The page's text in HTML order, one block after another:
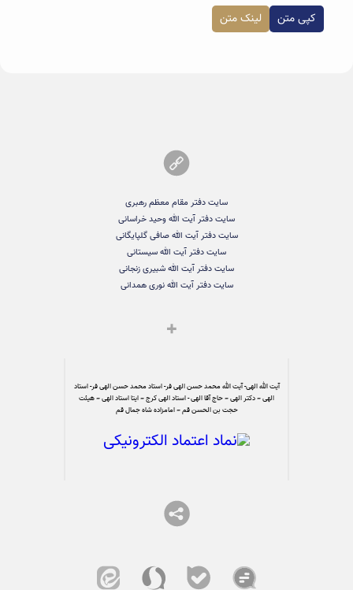
کپی متن لینک متن
سایت دفتر مقام معظم رهبری
سایت دفتر آیت الله وحید خراسانی
سایت دفتر آیت الله صافی گلپایگانی
سایت دفتر آیت الله سیستانی
سایت دفتر آیت الله شبیری زنجانی
سایت دفتر آیت الله نوری همدانی
آیت الله الهی- آیت الله محمد حسن الهی فر- استاد محمد حسن الهی فر- استاد
الهی – دکتر الهی – حاج آقا الهی - استاد الهی کرج – ایتا استاد الهی – هیئت
حجت بن الحسن قم – امامزاده شاه جمال قم